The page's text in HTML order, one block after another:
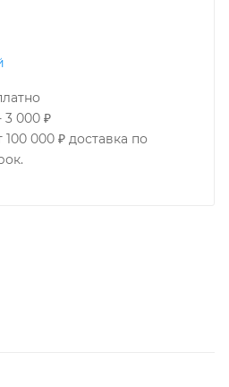
3 000 ₽
000 ₽ доставка по